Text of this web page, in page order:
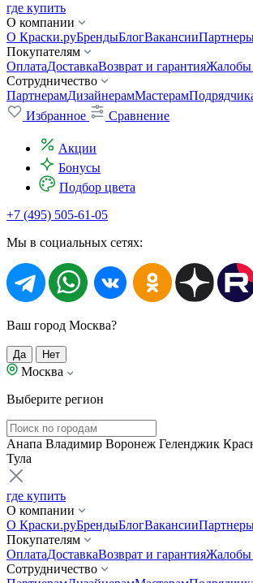
где купить
О компании
О Краски.руБрендыБлогВакансии
Покупателям
ОплатаДоставкаВозврат и гарантияЖалобы
Сотрудничество
ПартнерамДизайнерамМастерам
Избранное
Сравнение
Акции
Бонусы
Подбор цвета
+7 (495) 505-61-05
Мы в социальных сетях:
Ваш город Москва?
Да Нет
Москва
Выберите регион
Анапа Владимир Воронеж Геленджик
Тула
где купить
О компании
О Краски.руБрендыБлогВакансии
Покупателям
ОплатаДоставкаВозврат и гарантияЖалобы
Сотрудничество